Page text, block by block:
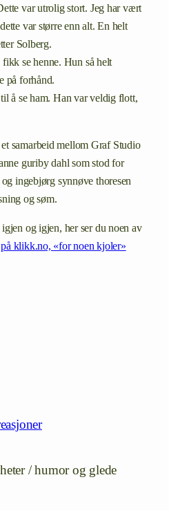
var utrolig stort. Jeg har vært
var større enn alt. En helt
Solberg.
se henne. Hun så helt
på forhånd.
å se ham. Han var veldig flott,
samarbeid mellom Graf Studio
guriby dahl som stod for
ingebjørg synnøve thoresen
og søm.
og igjen, her ser du noen av
på klikk.no, «for noen kjoler»
/ humor og glede